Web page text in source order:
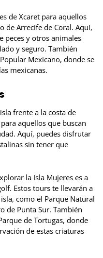
de Xcaret para aquellos
de Arrecife de Coral. Aquí,
peces y otros animales
y seguro. También
Mexicano, donde se
mexicanas.
frente a la costa de
aquellos que buscan
Aquí, puedes disfrutar
sin tener que
la Isla Mujeres es a
Estos tours te llevarán a
como el Parque Natural
de Punta Sur. También
de Tortugas, donde
de estas criaturas